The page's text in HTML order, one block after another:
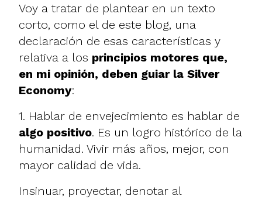
Voy a tratar de plantear en un texto
corto, como el de este blog, una
declaración de esas características y
relativa a los principios motores que,
en mi opinión, deben guiar la Silver
Economy:
1. Hablar de envejecimiento es hablar de
algo positivo. Es un logro histórico de la
humanidad. Vivir más años, mejor, con
mayor calidad de vida.
Insinuar, proyectar, denotar al